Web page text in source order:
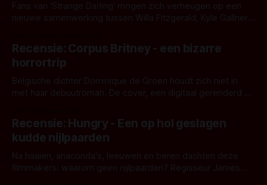
Fans van 'Strange Darling' mogen zich verheugen op een
nieuwe samenwerking tussen Willa Fitzgerald, Kyle Gallner
'Skeletons', een nieuwe creature feature waarvoor de
opnames zijn gestart in Australië.
Recensie: Corpus Britney - een bizarre
horrortrip
Belgische dichter Dominique de Groen houdt zich niet in
met haar debuutroman. De cover, een digitaal gerenderd en
achtergrond, belooft iets kleurrijks maar onheilspellends,
iets ongrijpbaars. En dat maakt De Groen met ieder woord
waar.
Recensie: Hungry - Een op hol geslagen
kudde nijlpaarden
Na haaien, anaconda's, leeuwen en beren dachten deze
filmmakers: waarom geen nijlpaarden? Regisseur James